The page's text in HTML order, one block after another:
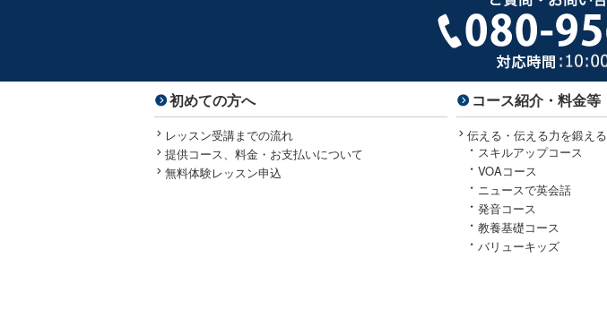
初めての方へ
レッスン受講までの流れ
提供コース、料金・お支払いについて
無料体験レッスン申込
コース紹介・料金等
伝える・伝える力を鍛える
スキルアップコース
VOAコース
ニュースで英会話
発音コース
教養基礎コース
バリューキッズ